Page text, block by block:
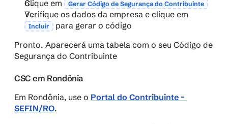
Clique em
Gerar Código de Segurança do Contribuinte
Incluir
para gerar o código
Pronto. Aparecerá uma tabela com o seu Código de
Segurança do Contribuinte
CSC em Rondônia
Em Rondônia, use o Portal do Contribuinte –
SEFIN/RO.